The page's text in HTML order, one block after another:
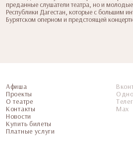
преданные слушатели театра, но и
Республики Дагестан, которые с большим
Бурятском оперном и предстоящей
Афиша
Проекты
О театре
Контакты
Новости
Купить билеты
Платные услуги
Мax